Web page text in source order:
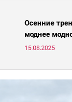
Осенние
моднее
носить, а что
15.08.2025